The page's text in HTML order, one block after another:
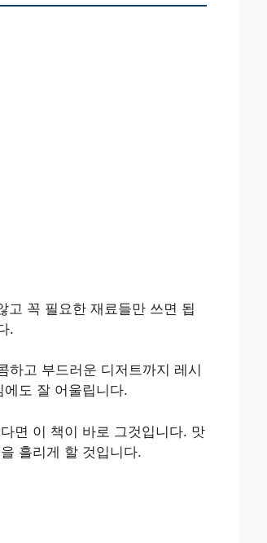
꼭 필요한 재료들만 쓰면 됩
.
하고 부드러운 디저트까지 레시
도 잘 어울립니다.
면 이 책이 바로 그것입니다. 맛
흘리게 할 것입니다.